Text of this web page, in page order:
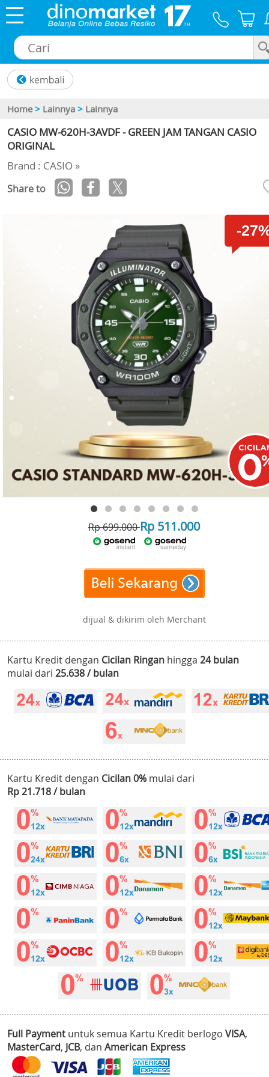
Home > Lainnya > Lainnya
CASIO MW-620H-3AVDF - GREEN JAM TANGAN CASIO
ORIGINAL
Brand : CASIO »
Share to
-
Rp 699.000Rp 511.000
dijual & dikirim oleh Merchant
Kartu Kredit dengan Cicilan Ringan hingga 24 bulan
mulai dari 25.638 / bulan
Kartu Kredit dengan Cicilan 0% mulai dari
Rp 21.718 / bulan
Full Payment untuk semua Kartu Kredit berlogo VISA,
MasterCard, JCB, dan American Express